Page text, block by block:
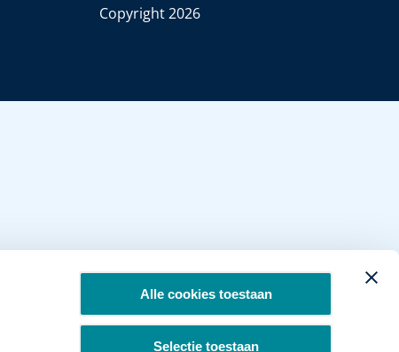
Alle cookies toestaan
Selectie toestaan
Copyright 2026